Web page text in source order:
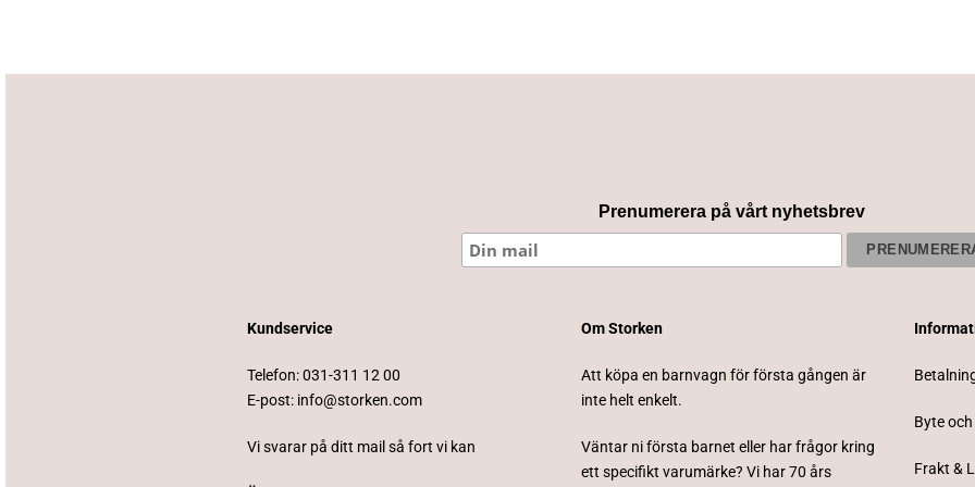
Prenumerera på vårt nyhetsbrev
Kundservice
Telefon:031-311 12 00
E-post: info@storken.com
Vi svarar på ditt mail så fort vi kan
Om Storken
Att köpa en barnvagn för första gången är
inte helt enkelt.
Väntar ni första barnet eller har frågor kring
ett specifikt varumärke? Vi har 70 års
Byte
Frakt &